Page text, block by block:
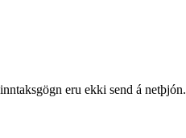
eru ekki send á netþjón.